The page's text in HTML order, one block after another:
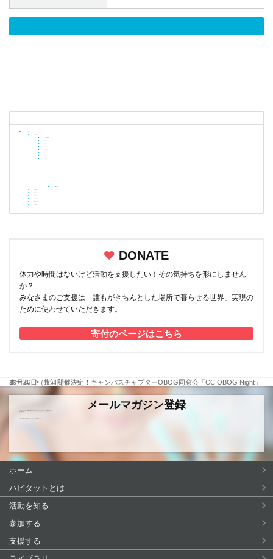
DONATE
体力や時間はないけど活動を支援したい！その気持ちを形にしません
か？
みなさまのご支援は「誰もがきちんとした場所で暮らせる世界」実現の
ために使わせていただきます。
寄付のページはこちら
ホーム お知らせ
10月26日（土）開催決定！キャンパスチャプターOBOG同窓会「CC OBOG Night」
メールマガジン登録
ホーム
ハビタットとは
活動を知る
参加する
支援する